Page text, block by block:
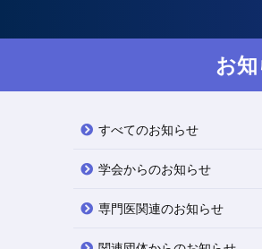
お
すべてのお知らせ
学会からのお知らせ
専門医関連のお知らせ